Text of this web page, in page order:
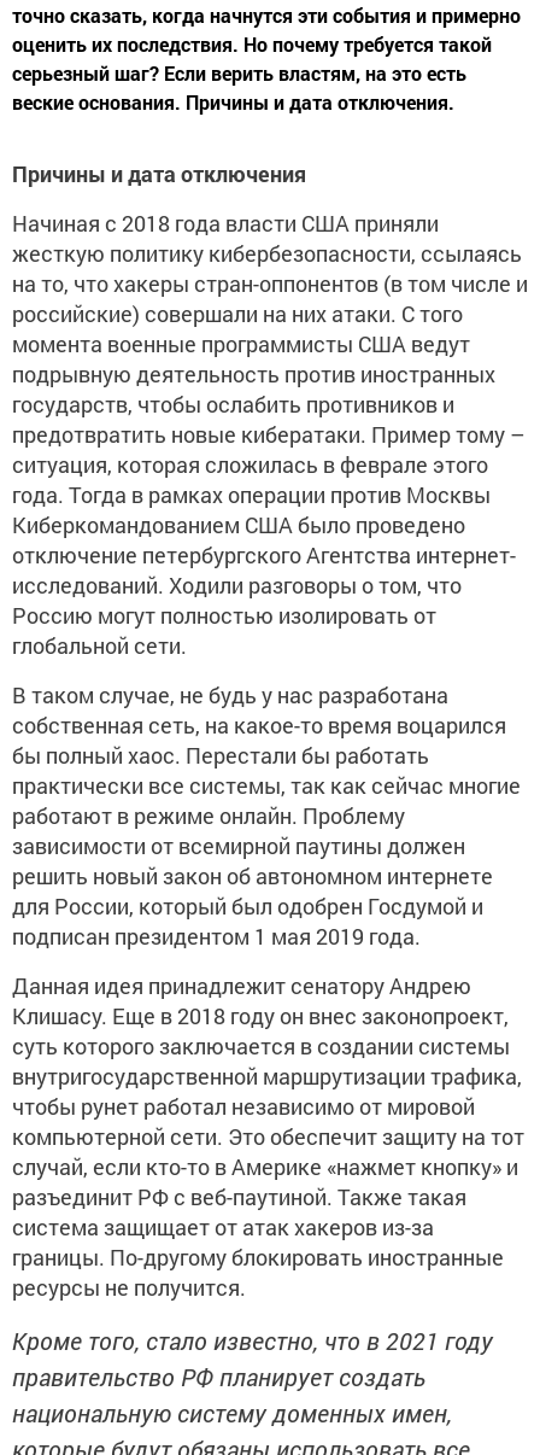
точно сказать, когда начнутся эти события и примерно
оценить их последствия. Но почему требуется такой
серьезный шаг? Если верить властям, на это есть
веские основания. Причины и дата отключения.
Причины и дата отключения
Начиная с 2018 года власти США приняли
жесткую политику кибербезопасности, ссылаясь
на то, что хакеры стран-оппонентов (в том числе и
российские) совершали на них атаки. С того
момента военные программисты США ведут
подрывную деятельность против иностранных
государств, чтобы ослабить противников и
предотвратить новые кибератаки. Пример тому –
ситуация, которая сложилась в феврале этого
года. Тогда в рамках операции против Москвы
Киберкомандованием США было проведено
отключение петербургского Агентства интернет-
исследований. Ходили разговоры о том, что
Россию могут полностью изолировать от
глобальной сети.
В таком случае, не будь у нас разработана
собственная сеть, на какое-то время воцарился
бы полный хаос. Перестали бы работать
практически все системы, так как сейчас многие
работают в режиме онлайн. Проблему
зависимости от всемирной паутины должен
решить новый закон об автономном интернете
для России, который был одобрен Госдумой и
подписан президентом 1 мая 2019 года.
Данная идея принадлежит сенатору Андрею
Клишасу. Еще в 2018 году он внес законопроект,
суть которого заключается в создании системы
внутригосударственной маршрутизации трафика,
чтобы рунет работал независимо от мировой
компьютерной сети. Это обеспечит защиту на тот
случай, если кто-то в Америке «нажмет кнопку» и
разъединит РФ с веб-паутиной. Также такая
система защищает от атак хакеров из-за
границы. По-другому блокировать иностранные
ресурсы не получится.
Кроме того, стало известно, что в 2021 году
правительство РФ планирует создать
национальную систему доменных имен,
которые будут обязаны использовать все